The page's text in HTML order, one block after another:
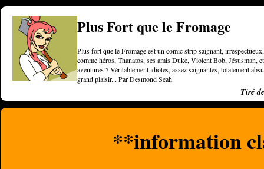
Plus Fort que le Fromage
Plus fort que le Fromage est un comic strip saignant,
comme héros, Thanatos, ses amis Duke, Violent Bob, Jésusman,
aventures ? Véritablement idiotes, assez saignantes, totalement
grand plaisir... Par Desmond Seah.
Tiré
**information